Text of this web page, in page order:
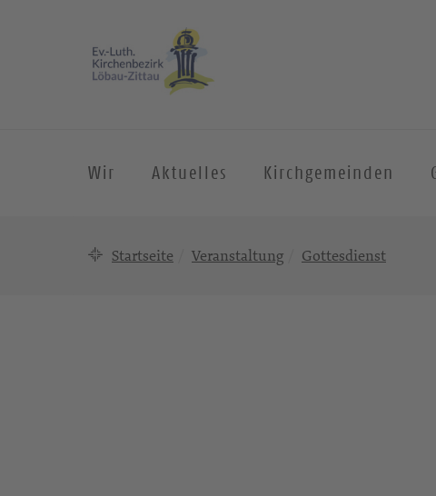
Wir Aktuelles Kirchgemeinden
Startseite Veranstaltung Gottesdienst